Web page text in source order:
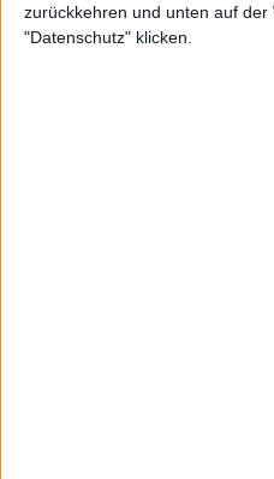
zurückkehren und unten auf
"Datenschutz" klicken.
Viel Pathos und Kitsch,